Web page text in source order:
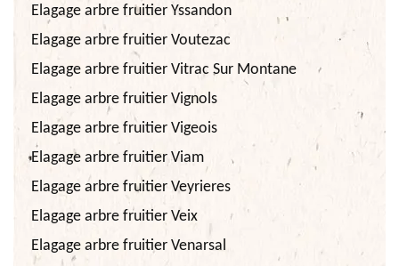
Elagage arbre fruitier Yssandon
Elagage arbre fruitier Voutezac
Elagage arbre fruitier Vitrac Sur Montane
Elagage arbre fruitier Vignols
Elagage arbre fruitier Vigeois
Elagage arbre fruitier Viam
Elagage arbre fruitier Veyrieres
Elagage arbre fruitier Veix
Elagage arbre fruitier Venarsal